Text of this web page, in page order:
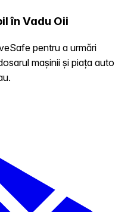
în Vadu Oii
pentru a urmări
mașinii și piața auto